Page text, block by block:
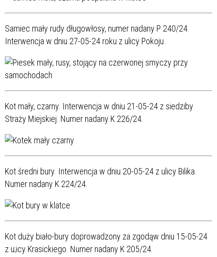
Samiec mały rudy długowłosy, numer nadany P 240/24.
Interwencja w dniu 27-05-24 roku z ulicy Pokoju.
Kot mały, czarny. Interwencja w dniu 21-05-24 z siedziby
Straży Miejskiej. Numer nadany K 226/24.
Kot średni bury. Interwencja w dniu 20-05-24 z ulicy Bilika.
Numer nadany K 224/24.
Kot duży biało-bury doprowadzony za zgodąw dniu 15-05-24
z u;icy Krasickiego. Numer nadany K 205/24.